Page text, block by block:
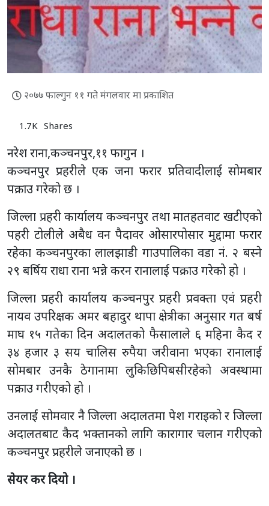
२०७७ फाल्गुन ११ गते मंगलवार मा प्रकाशित
1.7K Shares
नरेश राना,कञ्चनपुर,११ फागुन ।
कञ्चनपुर प्रहरीले एक जना फरार प्रतिवादीलाई सोमबार
पक्राउ गरेको छ ।
जिल्ला प्रहरी कार्यालय कञ्चनपुर तथा मातहतवाट खटीएको
पहरी टोलीले अबैध वन पैदावर ओसारपोसार मुद्दामा फरार
रहेका कञ्चनपुरका लालझाडी गाउपालिका वडा नं. २ बस्ने
२९ बर्षिय राधा राना भन्ने करन रानालाई पक्राउ गरेको हो ।
जिल्ला प्रहरी कार्यालय कञ्चनपुर प्रहरी प्रवक्ता एवं प्रहरी
नायव उपरिक्षक अमर बहादुर थापा क्षेत्रीका अनुसार गत बर्ष
माघ १५ गतेका दिन अदालतको फैसालाले ६ महिना कैद र
३४ हजार ३ सय चालिस रुपैया जरीवाना भएका रानालाई
सोमबार उनकै ठेगानामा लुकिछिपिबसीरहेकाे अवस्थामा
पक्राउ गरीएको हो ।
उनलाई सोमवार नै जिल्ला अदालतमा पेश गराइको र जिल्ला
अदालतबाट कैद भक्तानको लागि कारागार चलान गरीएको
कञ्चनपुर प्रहरीले जनाएको छ ।
सेयर कर दियो ।